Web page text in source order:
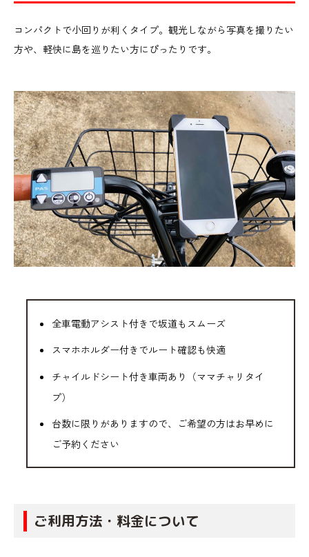
コンパクトで小回りが利くタイプ。観光しながら写真を撮りたい
方や、軽快に島を巡りたい方にぴったりです。
全車電動アシスト付きで坂道もスムーズ
スマホホルダー付きでルート確認も快適
チャイルドシート付き車両あり（ママチャリタイ
プ）
台数に限りがありますので、ご希望の方はお早めに
ご予約ください
ご利用方法・料金について